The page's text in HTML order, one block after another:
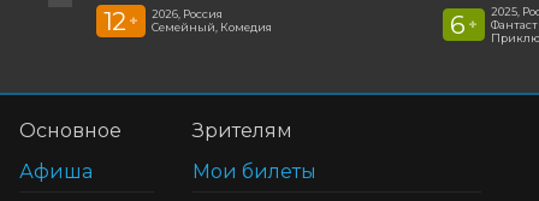
12 +
2026, Россия
Семейный, Комедия
6 +
2025,
Основное
Афиша
Зрителям
Мои билеты